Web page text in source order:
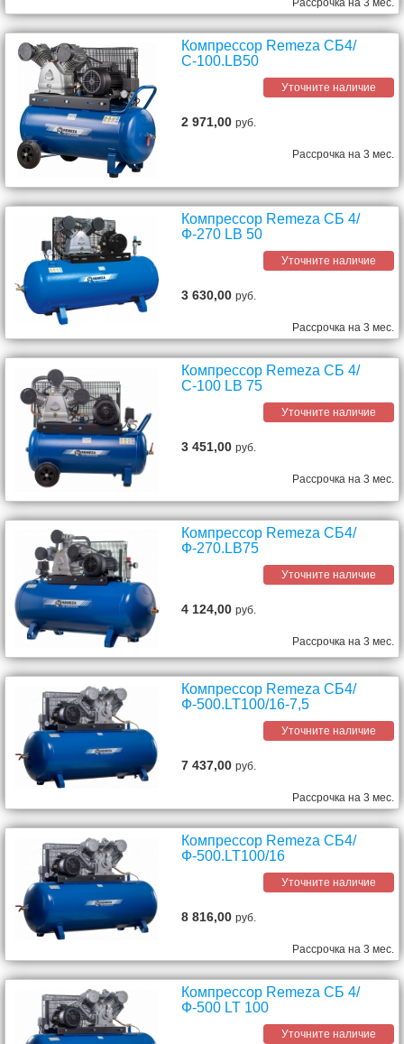
Компрессор Remeza СБ4/
С-100.LB50
Уточните наличие
2 971,00руб.
Рассрочка на 3 мес.
Компрессор Remeza СБ 4/
Ф-270 LB 50
Уточните наличие
3 630,00руб.
Рассрочка на 3 мес.
Компрессор Remeza СБ 4/
С-100 LB 75
Уточните наличие
3 451,00руб.
Рассрочка на 3 мес.
Компрессор Remeza СБ4/
Ф-270.LB75
Уточните наличие
4 124,00руб.
Рассрочка на 3 мес.
Компрессор Remeza СБ4/
Ф-500.LT100/16-7,5
Уточните наличие
7 437,00руб.
Рассрочка на 3 мес.
Компрессор Remeza СБ4/
Ф-500.LT100/16
Уточните наличие
8 816,00руб.
Рассрочка на 3 мес.
Компрессор Remeza СБ 4/
Ф-500 LT 100
Уточните наличие